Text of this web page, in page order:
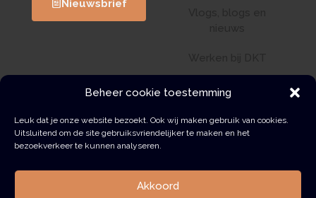
Beheer cookie toestemming
Leuk dat je onze website bezoekt. Ook wij maken gebruik van cookies.
Uitsluitend om de site gebruiksvriendelijker te maken en het
bezoekverkeer te kunnen analyseren.
Akkoord
Nieuwsbrief
Klantenportaal
Wwft